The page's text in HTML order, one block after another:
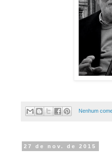
Nenhum
27 de nov. de 2015